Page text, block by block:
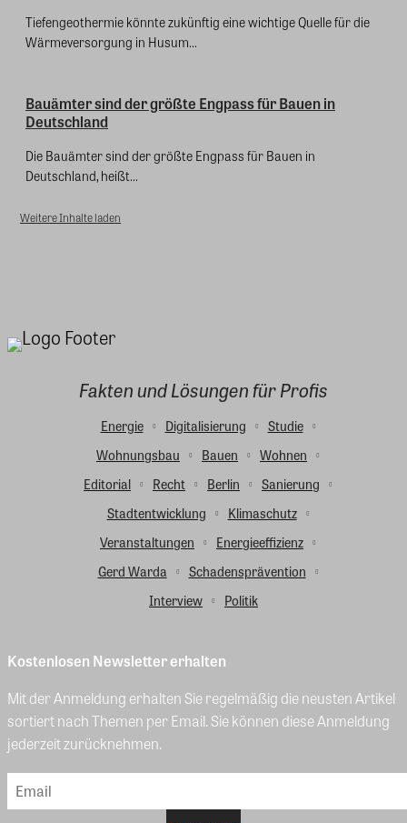
Tiefengeothermie könnte zukünftig eine wichtige Quelle für die
Wärmeversorgung in Husum...
Bauämter sind der größte Engpass für Bauen in
Deutschland
Die Bauämter sind der größte Engpass für Bauen in
Deutschland, heißt...
Weitere Inhalte laden
Fakten und Lösungen für Profis
Energie Digitalisierung
Studie
Wohnungsbau
Bauen
Wohnen
Editorial
Recht Berlin
Sanierung
Stadtentwicklung
Klimaschutz
Veranstaltungen
Energieeffizienz
Gerd Warda
Schadensprävention
Interview
Politik
Kostenlosen Newsletter erhalten
Mit der Anmeldung erhalten Sie regelmäßig die neusten Artikel
sortiert nach Themen per Email. Sie können diese Anmeldung
jederzeit zurücknehmen.